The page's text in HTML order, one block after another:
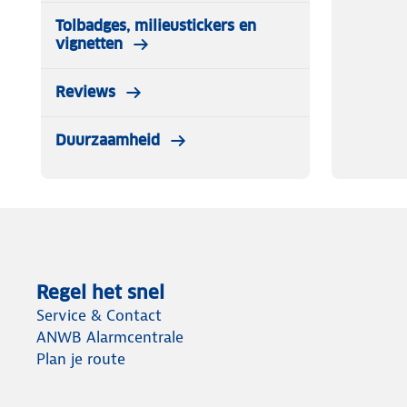
Draadloos koppelbaar
TÜV-gecertificeerd– Voldoet aan de
Tolbadges, milieustickers en
vignetten
Reviews
Duurzaamheid
Regel het snel
Service & Contact
ANWB Alarmcentrale
Plan je route